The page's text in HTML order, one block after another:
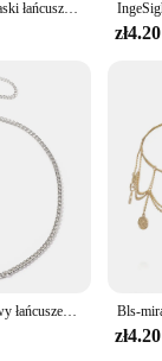
Ingemark seksowny płaski łańcuszek wężowy pas brzuszny dla kobiet letnie bikini na plażę prosty łańcuszek festiwal biżuteria akcesoria
zł4.20
Summer Beach metalowy łańcuszek w talii łańcuszek na akcesoria dla kobiet seksowne Bikini biżuteria do ciała brzuch w talii łańcuchy pas biodrowy prezent
zł4.20